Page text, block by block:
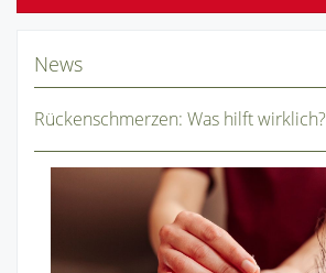
News
Rückenschmerzen: Was hilft wirklich?